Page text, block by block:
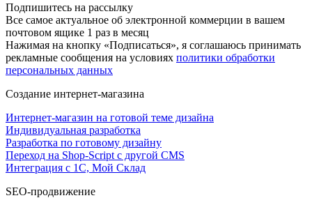
Подпишитесь на рассылку
Все самое актуальное об электронной коммерции в вашем
почтовом ящике 1 раз в месяц
Нажимая на кнопку «Подписаться», я соглашаюсь принимать
рекламные сообщения на условиях политики обработки
персональных данных
Создание интернет-магазина
Интернет-магазин на готовой теме дизайна
Индивидуальная разработка
Разработка по готовому дизайну
Переход на Shop-Script с другой CMS
Интеграция с 1С, Мой Склад
SEO-продвижение